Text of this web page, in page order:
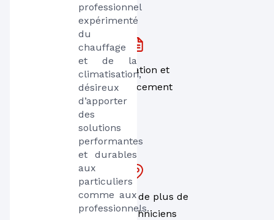
professionnel
expérimenté
du
chauffage
et de la
climatisation,
désireux
d’apporter
des
solutions
performantes
et durables
aux
particuliers
comme aux
professionnels.
Installation et
remplacement
Un réseau de plus de
1000 techniciens